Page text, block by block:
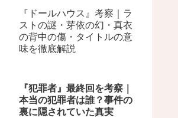
『ドールハウス』考察｜ラ
ストの謎・芽依の幻・真衣
の背中の傷・タイトルの意
味を徹底解説
『犯罪者』最終回を考察｜
本当の犯罪者は誰？事件の
裏に隠されていた真実